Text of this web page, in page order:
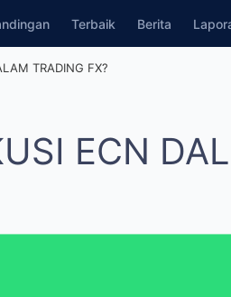
Terbaik Berita
TRADING FX?
ECN